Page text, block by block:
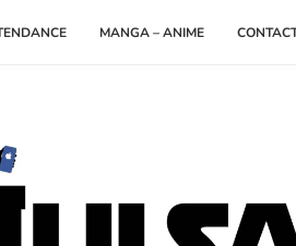
MANGA – ANIME